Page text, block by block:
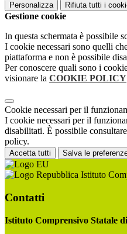
Personalizza Rifiuta tutti i
Gestione cookie
In questa schermata è possibile
I cookie necessari sono quelli
piattaforma e non è possibile
Per conoscere quali sono i
visionare la COOKIE POLICY
Cookie necessari per il
I cookie necessari per il
disabilitati. È possibile
policy.
Accetta tutti Salva le
Istituto
Contatti
Istituto Comprensivo Statale